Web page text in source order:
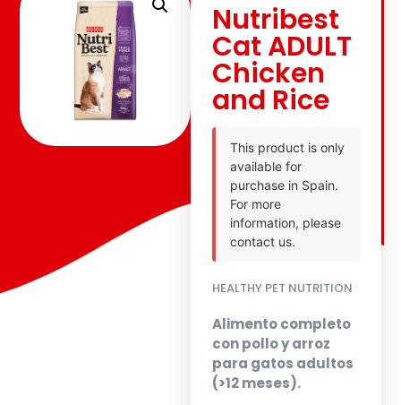
Nutribest
Cat ADULT
Chicken
and Rice
This product is only
available for
purchase in Spain.
For more
information, please
contact us.
HEALTHY PET NUTRITION
Alimento completo
con pollo y arroz
para gatos adultos
(>12 meses).